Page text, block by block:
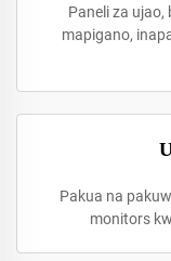
Paneli za
mapigano,
Pakua na
monitors